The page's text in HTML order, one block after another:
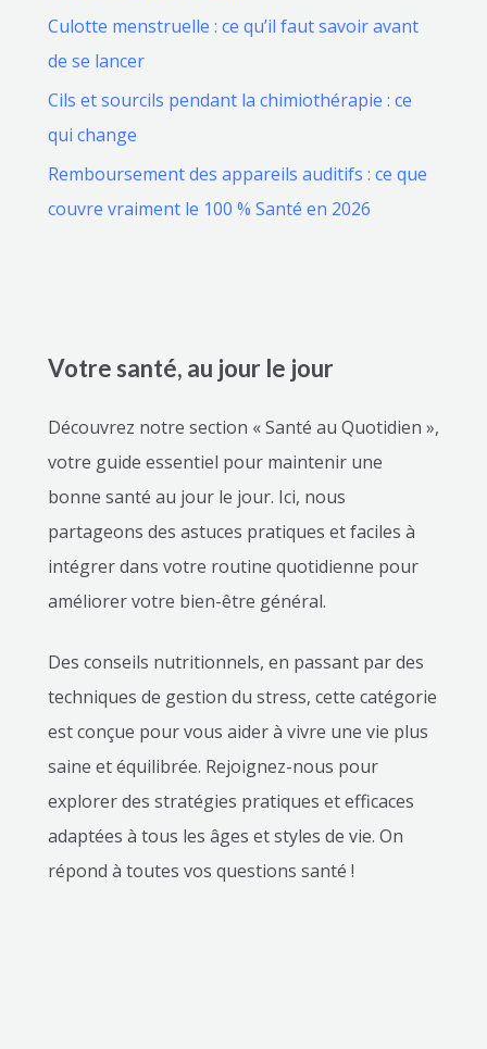
Culotte menstruelle : ce qu’il faut savoir avant
de se lancer
Cils et sourcils pendant la chimiothérapie : ce
qui change
Remboursement des appareils auditifs : ce que
couvre vraiment le 100 % Santé en 2026
Votre santé, au jour le jour
Découvrez notre section « Santé au Quotidien »,
votre guide essentiel pour maintenir une
bonne santé au jour le jour. Ici, nous
partageons des astuces pratiques et faciles à
intégrer dans votre routine quotidienne pour
améliorer votre bien-être général.
Des conseils nutritionnels, en passant par des
techniques de gestion du stress, cette catégorie
est conçue pour vous aider à vivre une vie plus
saine et équilibrée. Rejoignez-nous pour
explorer des stratégies pratiques et efficaces
adaptées à tous les âges et styles de vie. On
répond à toutes vos questions santé !